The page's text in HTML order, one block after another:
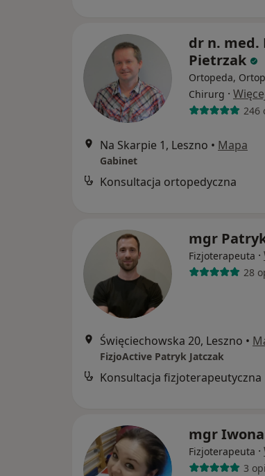
dr n. med.
Pietrzak
Ortopeda,
Chirurg ·
246
Na Skarpie 1, Leszno • Mapa
Gabinet
Konsultacja ortopedyczna
mgr
Fizjoterapeuta ·
28
Święciechowska 20, Leszno •
FizjoActive Patryk Jatczak
Konsultacja fizjoterapeutyczna
mgr
Fizjoterapeuta ·
3